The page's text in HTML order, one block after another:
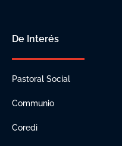
De Interés
Pastoral Social
Communio
Coredi